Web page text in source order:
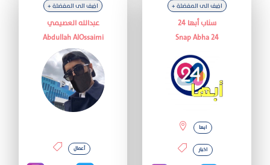
+ اضف الى المفضلة
عبدالله العصيمي
Abdullah AlOssaimi
أعمال
+ اضف الى المفضلة
سناب أبها 24
Snap Abha 24
ابها
اخبار